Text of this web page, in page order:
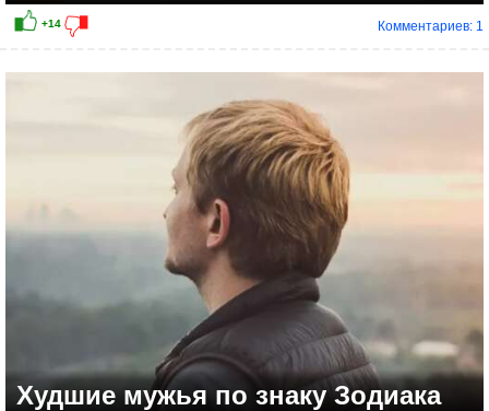
Комментариев: 1
Худшие мужья по знаку Зодиака